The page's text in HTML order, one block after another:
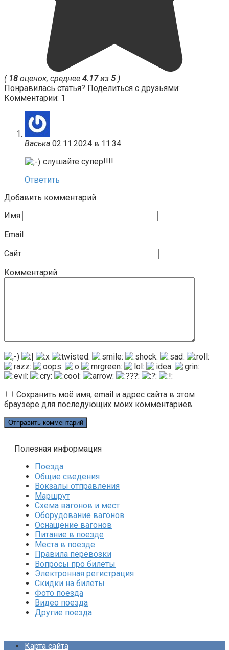
( 18 оценок, среднее 4.17из 5)
Понравилась статья? Поделиться с друзьями:
Комментарии: 1
Васька 02.11.2024 в 11:34
слушайте супер!!!!
Ответить
Добавить комментарий
Имя
Email
Сайт
Комментарий
Сохранить моё имя, email и адрес сайта в этом
браузере для последующих моих комментариев.
Полезная информация
Поезда
Общие сведения
Вокзалы отправления
Маршрут
Схема вагонов и мест
Оборудование вагонов
Оснащение вагонов
Питание в поезде
Места в поезде
Правила перевозки
Вопросы про билеты
Электронная регистрация
Скидки на билеты
Фото поезда
Видео поезда
Другие поезда
Карта сайта